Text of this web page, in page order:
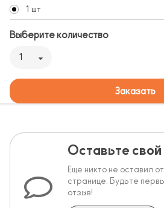
1 шт
Выберите количество
1
Заказать
Оставьте
Еще никто не оставил
странице. Будьте
отзыв!